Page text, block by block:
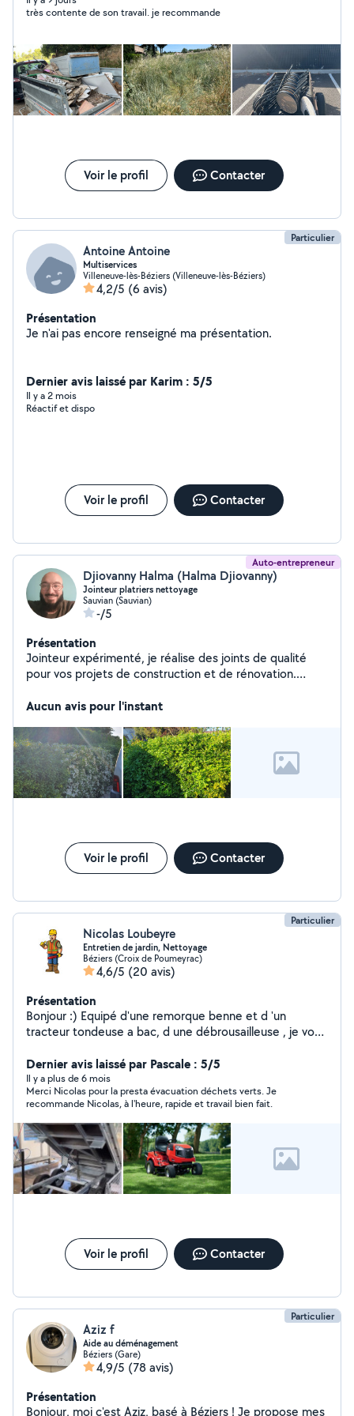
très contente de son travail. je recommande
Voir le profil Contacter
Particulier
Antoine Antoine
Multiservices
Villeneuve-lès-Béziers (Villeneuve-lès-Béziers)
4,2/5 (6 avis)
Présentation
Je n'ai pas encore renseigné ma présentation.
Dernier avis laissé par Karim : 5/5
Il y a 2 mois
Réactif et dispo
Voir le profil Contacter
Auto-entrepreneur
Djiovanny Halma (Halma Djiovanny)
Jointeur platriers nettoyage
Sauvian (Sauvian)
-/5
Présentation
Jointeur expérimenté, je réalise des joints de qualité
pour vos projets de construction et de rénovation.
garantis une finition impeccable et durable.je travaille
je fais également tout ce qui est entretien de jardin
élagage tente de pelouse taille-haie exetera et tu
nettoyage si vous avez besoin de mes services n'hésitez
pas à me contacter
Aucun avis pour l'instant
Voir le profil Contacter
Particulier
Nicolas Loubeyre
Entretien de jardin, Nettoyage
Béziers (Croix de Poumeyrac)
4,6/5 (20 avis)
Présentation
Bonjour :) Equipé d'une remorque benne et d 'un
tracteur tondeuse a bac, d une débrousailleuse , je vous
Mais également le transport de sable, graviers ou
compost via la remorque benne Petits travaux de
maçonnerie et rénovation Nettoyage de terrasses,
toitures et piscines au karcher eau chaude 220 volts
Dernier avis laissé par Pascale : 5/5
Il y a plus de 6 mois
Merci Nicolas pour la presta évacuation déchets verts. Je
recommande Nicolas, à l'heure, rapide et travail bien fait.
Voir le profil Contacter
Particulier
Aziz f
Aide au déménagement
Béziers (Gare)
4,9/5 (78 avis)
Présentation
Bonjour, moi c'est Aziz, basé à Béziers ! Je propose mes